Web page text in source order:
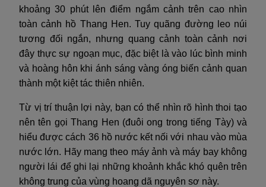
khoảng 30 phút lên điểm ngắm cảnh trên cao nhìn
toàn cảnh hồ Thang Hen. Tuy quãng đường leo núi
tương đối ngắn, nhưng quang cảnh toàn cảnh nơi
đây thực sự ngoạn mục, đặc biệt là vào lúc bình minh
và hoàng hôn khi ánh sáng vàng óng biến cảnh quan
thành một kiệt tác thiên nhiên.
Từ vị trí thuận lợi này, bạn có thể nhìn rõ hình thoi tạo
nên tên gọi Thang Hen (đuôi ong trong tiếng Tày) và
hiểu được cách 36 hồ nước kết nối với nhau vào mùa
nước lớn. Hãy mang theo máy ảnh và máy bay không
người lái để ghi lại những khoảnh khắc khó quên trên
không trung của vùng hoang dã nguyên sơ này.